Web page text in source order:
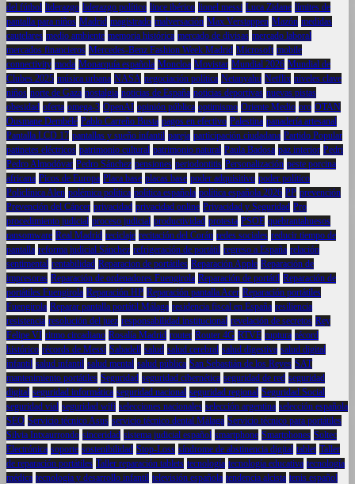
del fútbol liderazgo liderazgo político lince ibérico lionel messi Luca Zidane límites de
pantalla para niños Madrid magistrado malversación Max Verstappen Mazón medidas
cautelares medio ambiente memoria histórica mercado de divisas mercado laboral
mercados financieros Mercedes-Benz Fashion Week Madrid Microsoft mobile
connectivity moda Monarquía española Moncloa Movistar Mundial 2026 Mundial de
Clubes 2025 música urbana NASA negociación política Netanyahu Netflix niveles clave
niños norte de Gaza nostalgia noticias de España noticias deportivas nuevas pistas
obesidad oferta omega-3 OpenAI opinión pública optimismo Oriente Medio oro OTAN
Ousmane Dembélé Pablo Carreño Busta pagos en efectivo Palestina panadería artesanal
Pantalla LCD 17 pantallas y sueño infantil pareja participación ciudadana Partido Popular
patinetes eléctricos patrimonio cultural patrimonio natural Paula Badosa paz interior Pedri
Pedro Almodóvar Pedro Sánchez pensiones periodontitis Personalización peste porcina
africana Picos de Europa Placa base placas base poder adquisitivo poder político
Policlínica Alen polémica política política española política española 2026 PP prevención
Prevención del Cáncer privacidad privacidad online Privacidad y Seguridad Pro
procedimiento judicial proceso judicial productividad protesta PSOE quebrantahuesos
ransomware Real Madrid reciclaje recitación del Corán redes sociales reducir tiempo de
pantalla reforma judicial Sánchez refrigeración de portátil regreso a España relación
sentimental rentabilidad Reparacion de portátiles Reparación Apple Reparación de
impresoras Reparación de ordenadores Fuengirola Reparación de portátil Reparación de
portátiles Fuengirola Reparación HP Reparación pantalla Acer Reparación portátiles
Fuengirola Reparar pantalla portátil Málaga residencia fiscal en España resiliencia
resistencia resolución del juez responsabilidad institucional revelación de secretos Rey
Felipe VI ritmo circadiano Rosalía Madrid router Router 4G RTVE ruptura récord
histórico récords de Messi Sabadell salud salud cerebral salud digestiva salud digital
infantil salud infantil salud mental salud pública San Sebastián de los Reyes SAT
mantenimiento portátiles Seguridad seguridad cibernética seguridad de red seguridad
digital seguridad informática seguridad nacional seguridad regional Seguridad Social
seguridad vial seguridad wifi selecciones nacionales selección argentina selección española
SEO Servicio técnico Asus servicio técnico dental Málaga Servicio técnico para portátiles
Silvia Intxaurrondo sinceridad sistema judicial español smartphone Smartphones Soltec
Electrónica soporte sostenibilidad Stop-Loss síndrome de abstinencia digital tablet Taller
de reparación portátiles Taller reparación tablets tecnología tecnología educativa tecnología
médica tecnología y desarrollo infantil televisión española tendencia alcista tenis español